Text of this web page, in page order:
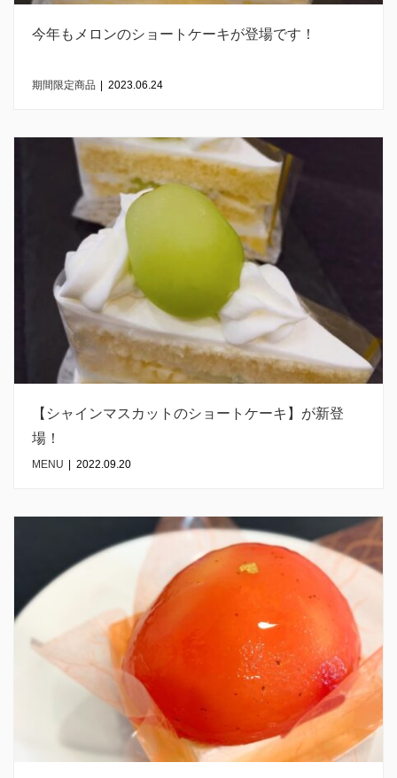
今年もメロンのショートケーキが登場です！
期間限定商品 2023.06.24
【シャインマスカットのショートケーキ】が新登
場！
MENU 2022.09.20